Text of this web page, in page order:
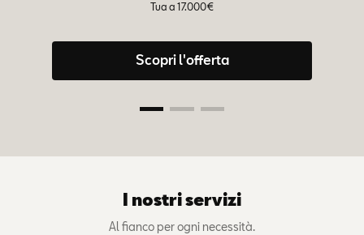
Tua a 17.000€
Scopri l'offerta
I nostri servizi
Al fianco per ogni necessità.